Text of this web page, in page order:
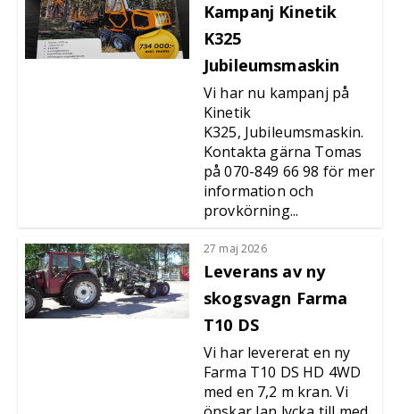
Kampanj Kinetik
K325
Jubileumsmaskin
Vi har nu kampanj på
Kinetik
K325, Jubileumsmaskin.
Kontakta gärna Tomas
på 070-849 66 98 för mer
information och
provkörning...
27 maj 2026
Leverans av ny
skogsvagn Farma
T10 DS
Vi har levererat en ny
Farma T10 DS HD 4WD
med en 7,2 m kran. Vi